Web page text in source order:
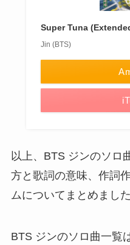
Super Tuna
Jin (BTS)
以上、BTS ジンのソロ
方と歌詞の意味、作詞
ムについてまとめました
BTS ジンのソロ曲一覧